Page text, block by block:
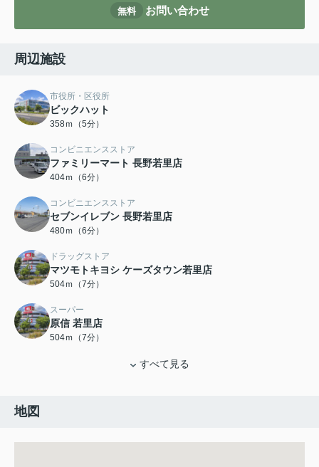
無料 お問い合わせ
周辺施設
市役所・区役所
ビックハット
358ｍ（5分）
コンビニエンスストア
ファミリーマート 長野若里店
404ｍ（6分）
コンビニエンスストア
セブンイレブン 長野若里店
480ｍ（6分）
ドラッグストア
マツモトキヨシ ケーズタウン若里店
504ｍ（7分）
スーパー
原信 若里店
504ｍ（7分）
すべて見る
地図